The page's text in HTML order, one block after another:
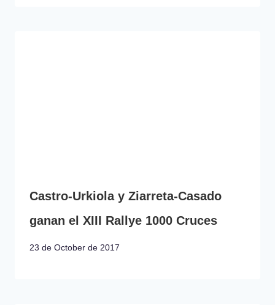
Castro-Urkiola y Ziarreta-Casado
ganan el XIII Rallye 1000 Cruces
23 de October de 2017